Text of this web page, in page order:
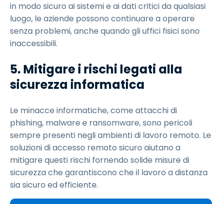
in modo sicuro ai sistemi e ai dati critici da qualsiasi
luogo, le aziende possono continuare a operare
senza problemi, anche quando gli uffici fisici sono
inaccessibili.
5. Mitigare i rischi legati alla
sicurezza informatica
Le minacce informatiche, come attacchi di
phishing, malware e ransomware, sono pericoli
sempre presenti negli ambienti di lavoro remoto. Le
soluzioni di accesso remoto sicuro aiutano a
mitigare questi rischi fornendo solide misure di
sicurezza che garantiscono che il lavoro a distanza
sia sicuro ed efficiente.